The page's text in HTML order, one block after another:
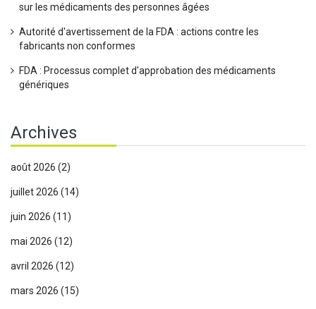
sur les médicaments des personnes âgées
Autorité d'avertissement de la FDA : actions contre les
fabricants non conformes
FDA : Processus complet d'approbation des médicaments
génériques
Archives
août 2026 (2)
juillet 2026 (14)
juin 2026 (11)
mai 2026 (12)
avril 2026 (12)
mars 2026 (15)